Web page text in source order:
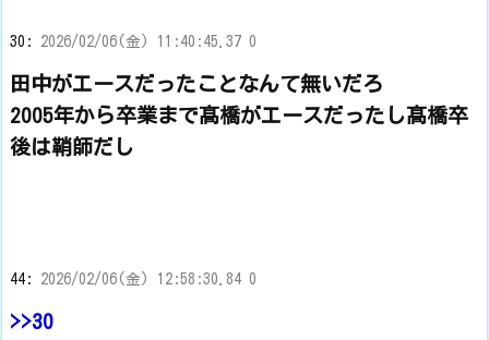
30: 2026/02/06(金) 11:40:45.37 0
田中がエースだったことなんて無いだろ
2005年から卒業まで髙橋がエースだったし髙橋卒
後は鞘師だし
44: 2026/02/06(金) 12:58:30.84 0
>>30